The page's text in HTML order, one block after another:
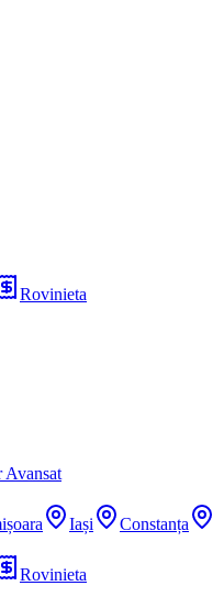
Rovinieta
Avansat
Iași
Constanța
Rovinieta